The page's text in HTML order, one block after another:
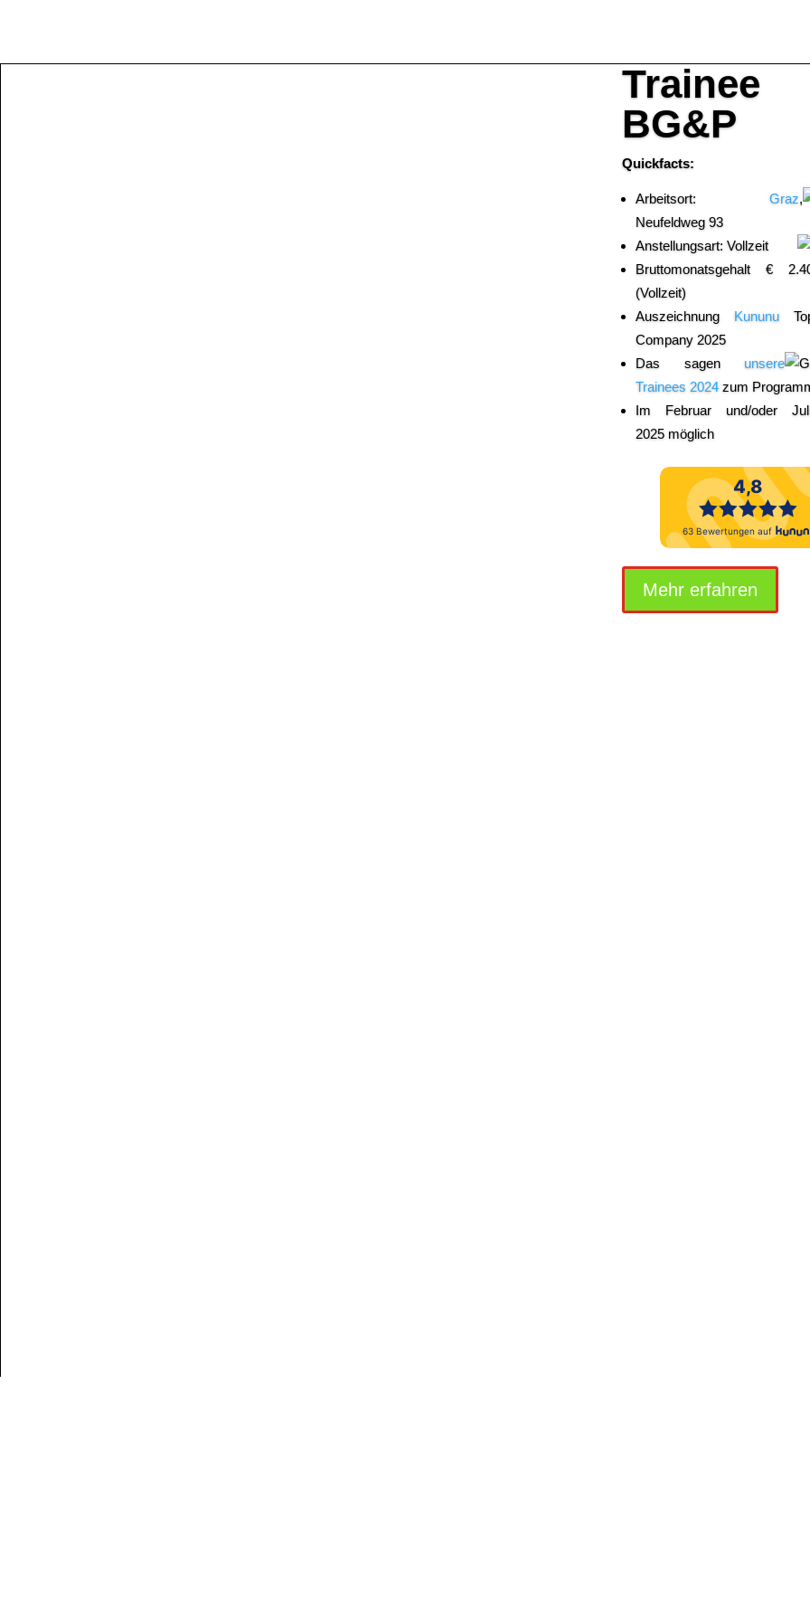
Trainee
BG&P
Quickfacts:
Arbeitsort: Graz,
Neufeldweg 93
Anstellungsart: Vollzeit
Bruttomonatsgehalt €
(Vollzeit)
Auszeichnung Kununu
Company 2025
Das sagen unse­re
Trainees 2024zum
Im Februar und/oder
2025 möglich
Mehr erfah­ren